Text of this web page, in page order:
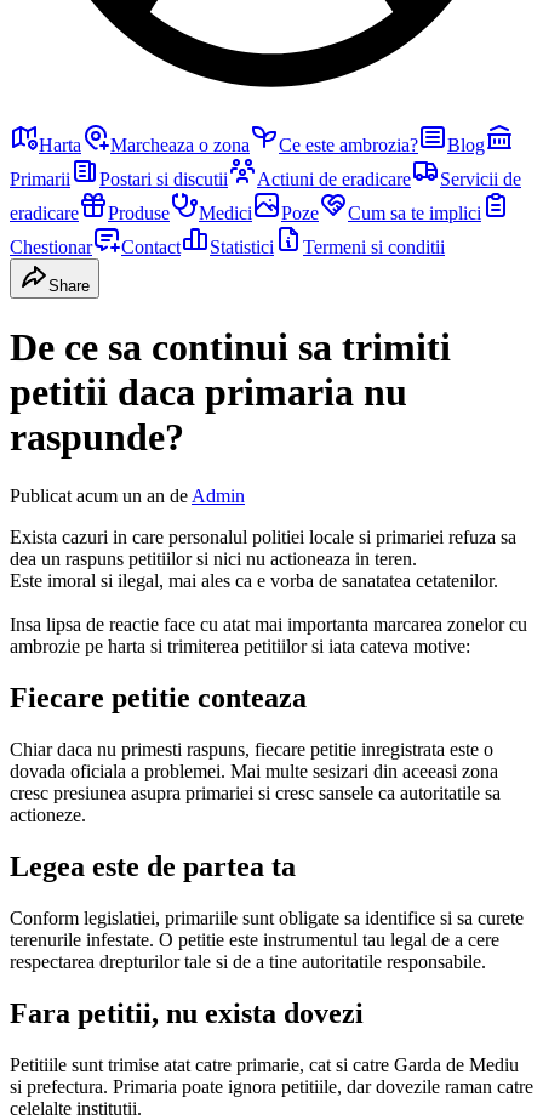
Harta Marcheaza o zona Ce este ambrozia?
Blog
Primarii
Postari si discutii Actiuni de eradicare
Servicii de
eradicare
Produse Medici Poze
Cum sa te implici
Chestionar
Contact Statistici Termeni si conditii
Share
De ce sa continui sa trimiti
petitii daca primaria nu
raspunde?
Publicat acum un an de Admin
Exista cazuri in care personalul politiei locale si primariei refuza sa
dea un raspuns petitiilor si nici nu actioneaza in teren.
Este imoral si ilegal, mai ales ca e vorba de sanatatea cetatenilor.
Insa lipsa de reactie face cu atat mai importanta marcarea zonelor cu
ambrozie pe harta si trimiterea petitiilor si iata cateva motive:
Fiecare petitie conteaza
Chiar daca nu primesti raspuns, fiecare petitie inregistrata este o
dovada oficiala a problemei. Mai multe sesizari din aceeasi zona
cresc presiunea asupra primariei si cresc sansele ca autoritatile sa
actioneze.
Legea este de partea ta
Conform legislatiei, primariile sunt obligate sa identifice si sa curete
terenurile infestate. O petitie este instrumentul tau legal de a cere
respectarea drepturilor tale si de a tine autoritatile responsabile.
Fara petitii, nu exista dovezi
Petitiile sunt trimise atat catre primarie, cat si catre Garda de Mediu
si prefectura. Primaria poate ignora petitiile, dar dovezile raman catre
celelalte institutii.